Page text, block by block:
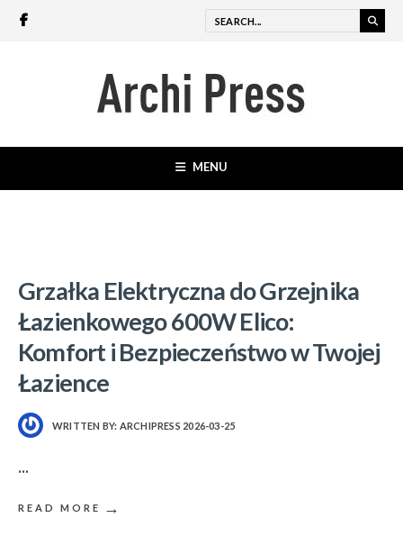
MENU
Grzałka Elektryczna do Grzejnika
Łazienkowego 600W Elico:
Komfort i Bezpieczeństwo w Twojej
Łazience
WRITTEN BY: ARCHIPRESS 2026-03-25
...
READ MORE →